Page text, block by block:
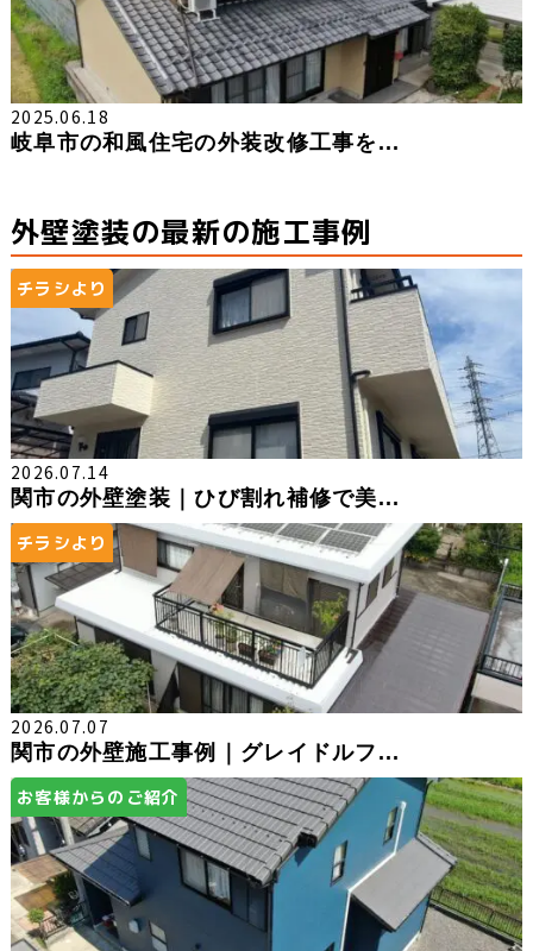
2025.06.18
岐阜市の和風住宅の外装改修工事を...
外壁塗装の最新の施工事例
チラシより
2026.07.14
関市の外壁塗装｜ひび割れ補修で美...
チラシより
2026.07.07
関市の外壁施工事例｜グレイドルフ...
お客様からのご紹介